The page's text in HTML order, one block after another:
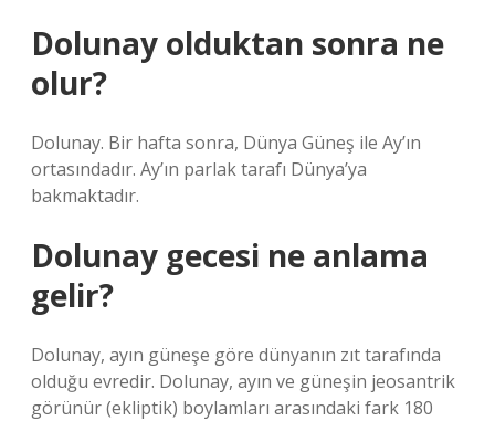
Dolunay olduktan sonra ne
olur?
Dolunay. Bir hafta sonra, Dünya Güneş ile Ay’ın
ortasındadır. Ay’ın parlak tarafı Dünya’ya
bakmaktadır.
Dolunay gecesi ne anlama
gelir?
Dolunay, ayın güneşe göre dünyanın zıt tarafında
olduğu evredir. Dolunay, ayın ve güneşin jeosantrik
görünür (ekliptik) boylamları arasındaki fark 180